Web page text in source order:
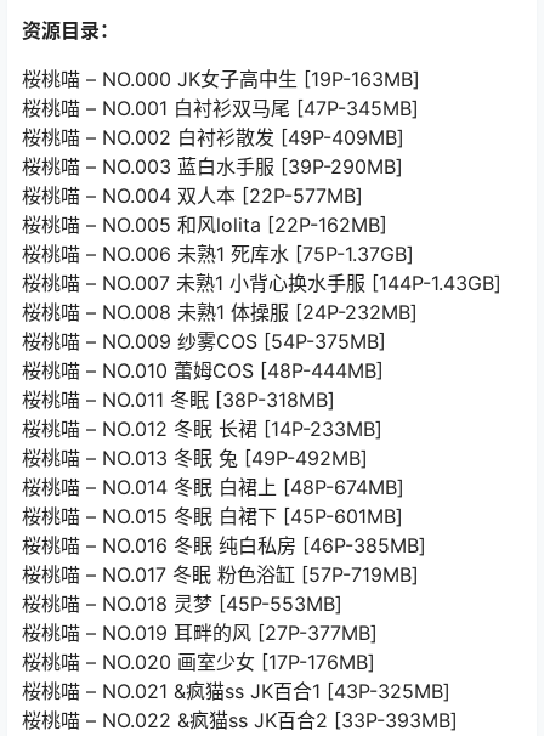
资源目录：
桜桃喵 – NO.000 JK女子高中生 [19P-163MB]
桜桃喵 – NO.001 白衬衫双马尾 [47P-345MB]
桜桃喵 – NO.002 白衬衫散发 [49P-409MB]
桜桃喵 – NO.003 蓝白水手服 [39P-290MB]
桜桃喵 – NO.004 双人本 [22P-577MB]
桜桃喵 – NO.005 和风lolita [22P-162MB]
桜桃喵 – NO.006 未熟1 死库水 [75P-1.37GB]
桜桃喵 – NO.007 未熟1 小背心换水手服 [144P-1.43GB]
桜桃喵 – NO.008 未熟1 体操服 [24P-232MB]
桜桃喵 – NO.009 纱雾COS [54P-375MB]
桜桃喵 – NO.010 蕾姆COS [48P-444MB]
桜桃喵 – NO.011 冬眠 [38P-318MB]
桜桃喵 – NO.012 冬眠 长裙 [14P-233MB]
桜桃喵 – NO.013 冬眠 兔 [49P-492MB]
桜桃喵 – NO.014 冬眠 白裙上 [48P-674MB]
桜桃喵 – NO.015 冬眠 白裙下 [45P-601MB]
桜桃喵 – NO.016 冬眠 纯白私房 [46P-385MB]
桜桃喵 – NO.017 冬眠 粉色浴缸 [57P-719MB]
桜桃喵 – NO.018 灵梦 [45P-553MB]
桜桃喵 – NO.019 耳畔的风 [27P-377MB]
桜桃喵 – NO.020 画室少女 [17P-176MB]
桜桃喵 – NO.021 &疯猫ss JK百合1 [43P-325MB]
桜桃喵 – NO.022 &疯猫ss JK百合2 [33P-393MB]